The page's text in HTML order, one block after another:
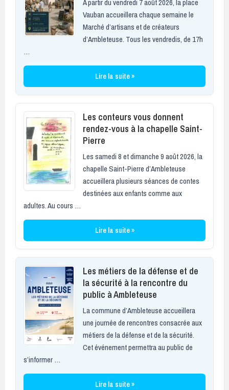
À partir du vendredi 7 août 2026, la place
Vauban accueillera chaque semaine le
Marché d’artisans et de créateurs
d’Ambleteuse. Tous les vendredis, de 17h
…
Lire la suite »
Les conteurs vous donnent
rendez-vous à la chapelle Saint-
Pierre
Les samedi 8 et dimanche 9 août 2026, la
chapelle Saint-Pierre d’Ambleteuse
accueillera plusieurs séances de contes
destinées aux enfants comme aux
adultes. Au cours …
Lire la suite »
Les métiers de la défense et de
la sécurité à la rencontre du
public à Ambleteuse
La commune d’Ambleteuse accueillera
une journée de rencontres consacrée aux
métiers de la défense et de la sécurité.
Cet événement permettra au public de
s’informer …
Lire la suite »